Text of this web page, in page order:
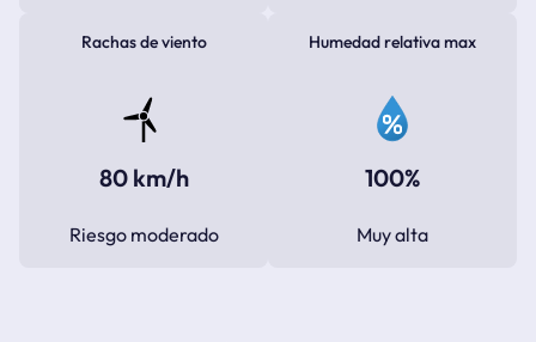
Rachas de viento
80 km/h
Riesgo moderado
Humedad relativa max
100%
Muy alta